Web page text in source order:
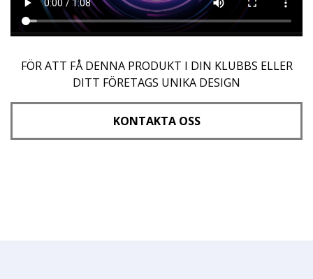
FÖR ATT FÅ DENNA PRODUKT I DIN KLUBBS ELLER
DITT FÖRETAGS UNIKA DESIGN
KONTAKTA OSS